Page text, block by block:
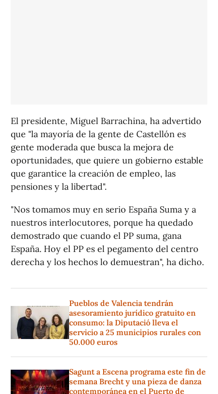
El presidente, Miguel Barrachina, ha advertido
que "la mayoría de la gente de Castellón es
gente moderada que busca la mejora de
oportunidades, que quiere un gobierno estable
que garantice la creación de empleo, las
pensiones y la libertad".
"Nos tomamos muy en serio España Suma y a
nuestros interlocutores, porque ha quedado
demostrado que cuando el PP suma, gana
España. Hoy el PP es el pegamento del centro
derecha y los hechos lo demuestran", ha dicho.
Pueblos de Valencia tendrán
asesoramiento jurídico gratuito en
consumo: la Diputació lleva el
servicio a 25 municipios rurales con
50.000 euros
Sagunt a Escena programa este fin de
semana Brecht y una pieza de danza
contemporánea en el Puerto de